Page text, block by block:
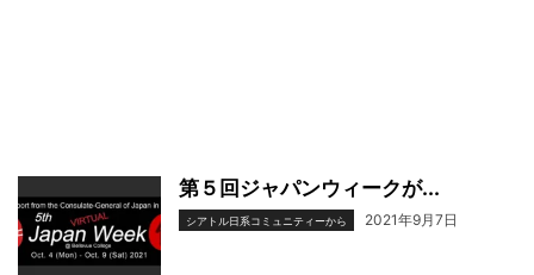
第５回ジャパンウィークが...
シアトル日系コミュニティーから 2021年9月7日